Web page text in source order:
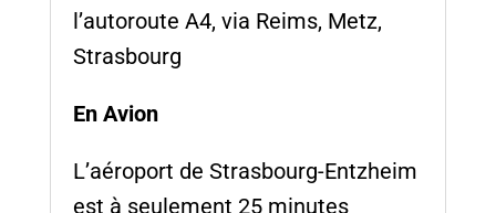
l’autoroute A4, via Reims, Metz,
Strasbourg
En Avion
L’aéroport de Strasbourg-Entzheim
est à seulement 25 minutes